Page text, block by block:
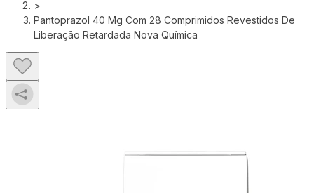
>
Pantoprazol 40 Mg Com 28 Comprimidos Revestidos De
Liberação Retardada Nova Química